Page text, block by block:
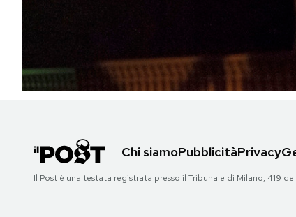
SHOP
AREA PERSONALE
Chi siamoPubblicitàPrivacy
Il Post è una testata registrata presso il Tribunale di Milano, 419